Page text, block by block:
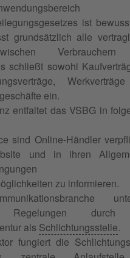
ist
grundsätzlich alle
schließt sowohl
ein.
entfaltet das VSBG in
sind Online-Händler
und in ihren
zu informieren.
Regelungen
als Schlichtungsstelle.
fungiert die